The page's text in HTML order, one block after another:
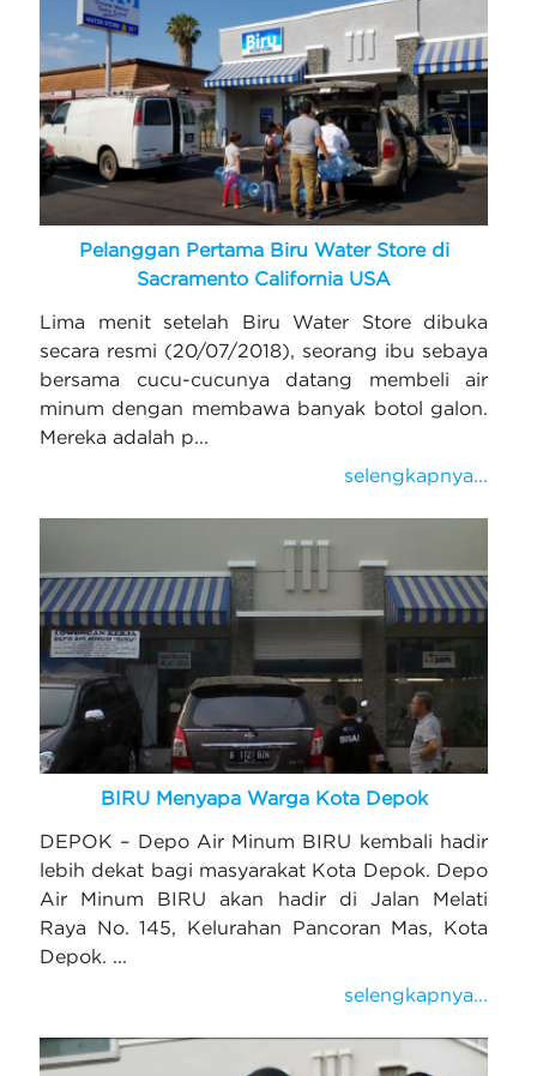
Pelanggan Pertama Biru Water Store di
Sacramento California USA
Lima menit setelah Biru Water Store dibuka
secara resmi (20/07/2018), seorang ibu sebaya
bersama cucu-cucunya datang membeli air
minum dengan membawa banyak botol galon.
Mereka adalah p...
selengkapnya...
BIRU Menyapa Warga Kota Depok
DEPOK – Depo Air Minum BIRU kembali hadir
lebih dekat bagi masyarakat Kota Depok. Depo
Air Minum BIRU akan hadir di Jalan Melati
Raya No. 145, Kelurahan Pancoran Mas, Kota
Depok. ...
selengkapnya...